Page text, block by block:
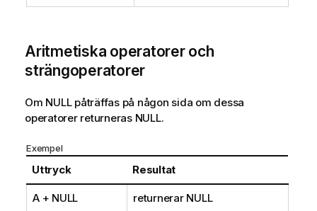
Aritmetiska operatorer och
strängoperatorer
Om NULLpåträffas på någon sida om dessa
operatorer returneras NULL.
Exempel
Uttryck Resultat
A + NULL returnerar NULL